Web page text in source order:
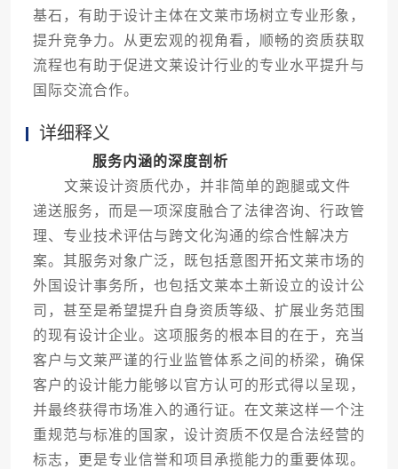
基石，有助于设计主体在文莱市场树立专业形象，
提升竞争力。从更宏观的视角看，顺畅的资质获取
流程也有助于促进文莱设计行业的专业水平提升与
国际交流合作。
详细释义
服务内涵的深度剖析
文莱设计资质代办，并非简单的跑腿或文件
递送服务，而是一项深度融合了法律咨询、行政管
理、专业技术评估与跨文化沟通的综合性解决方
案。其服务对象广泛，既包括意图开拓文莱市场的
外国设计事务所，也包括文莱本土新设立的设计公
司，甚至是希望提升自身资质等级、扩展业务范围
的现有设计企业。这项服务的根本目的在于，充当
客户与文莱严谨的行业监管体系之间的桥梁，确保
客户的设计能力能够以官方认可的形式得以呈现，
并最终获得市场准入的通行证。在文莱这样一个注
重规范与标准的国家，设计资质不仅是合法经营的
标志，更是专业信誉和项目承揽能力的重要体现。